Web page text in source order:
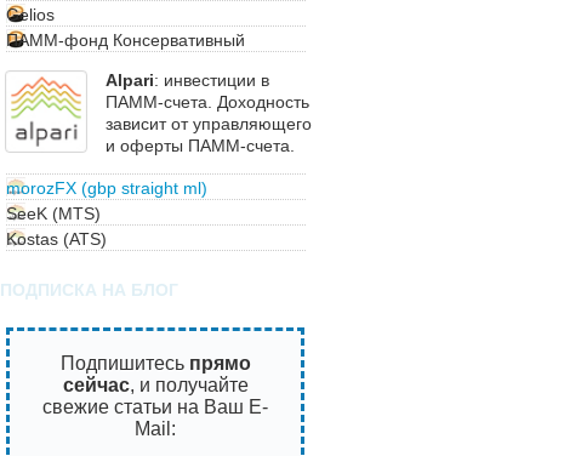
Gelios
ПАММ-фонд Консервативный
Alpari: инвестиции в
ПАММ-счета. Доходность
зависит от управляющего
и оферты ПАММ-счета.
morozFX (gbp straight ml)
SeeK (MTS)
Kostas (ATS)
ПОДПИСКА НА БЛОГ
Подпишитесь прямо
сейчас, и получайте
свежие статьи на Ваш E-
Mail: